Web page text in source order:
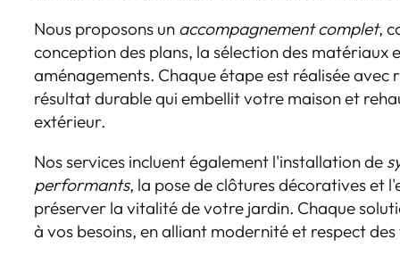
Nous proposons un accompagnement complet,
conception des plans, la sélection des matériaux
aménagements. Chaque étape est réalisée
résultat durable qui embellit votre maison et
extérieur.
Nos services incluent également l'installation de
performants, la pose de clôtures décoratives et
préserver la vitalité de votre jardin. Chaque
à vos besoins, en alliant modernité et respect